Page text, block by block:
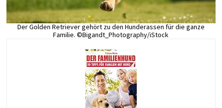
Der Golden Retriever gehört zu den Hunderassen für die ganze
Familie. ©Bigandt_Photography/iStock